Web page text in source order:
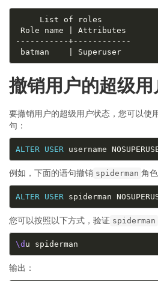
batman    | Superuser
撤销用户的超级
要撤销用户的超级用户状态，您可以使
句：
ALTER USER
例如，下面的语句撤销 spiderman 角
ALTER USER
您可以按照以下方式，验证 spiderman
\d
输出：